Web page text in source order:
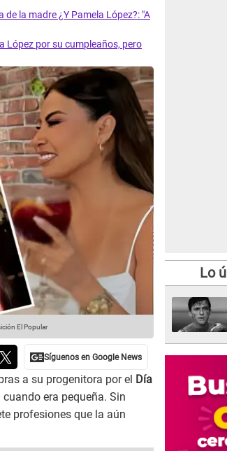
la madre ¿Y Pamela López?: "A
López por su cumpleaños, pero
El Popular
a su progenitora por el Día
era pequeña. Sin
profesiones que la aún
Lo